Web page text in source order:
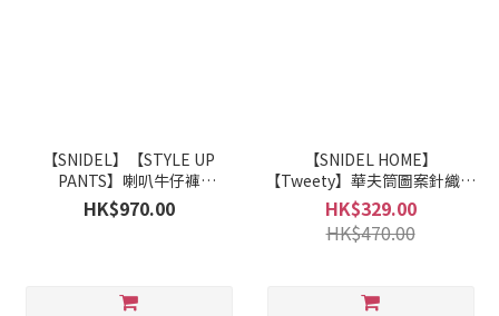
【SNIDEL】【STYLE UP
PANTS】喇叭牛仔褲
SWFP263320
HK$970.00
【SNIDEL HOME】
【Tweety】華夫筒圖案針織短
褲 SHNP262089
HK$329.00
HK$470.00